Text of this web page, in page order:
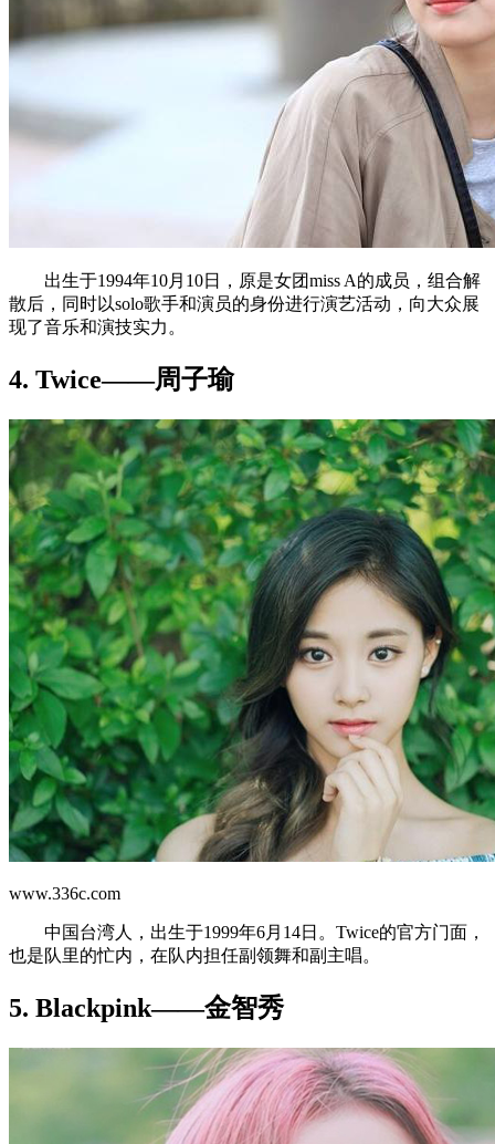
出生于1994年10月10日，原是女团miss A的成员，组合解
散后，同时以solo歌手和演员的身份进行演艺活动，向大众展
现了音乐和演技实力。
4. Twice——周子瑜
www.336c.com
中国台湾人，出生于1999年6月14日。Twice的官方门面，
也是队里的忙内，在队内担任副领舞和副主唱。
5. Blackpink——金智秀